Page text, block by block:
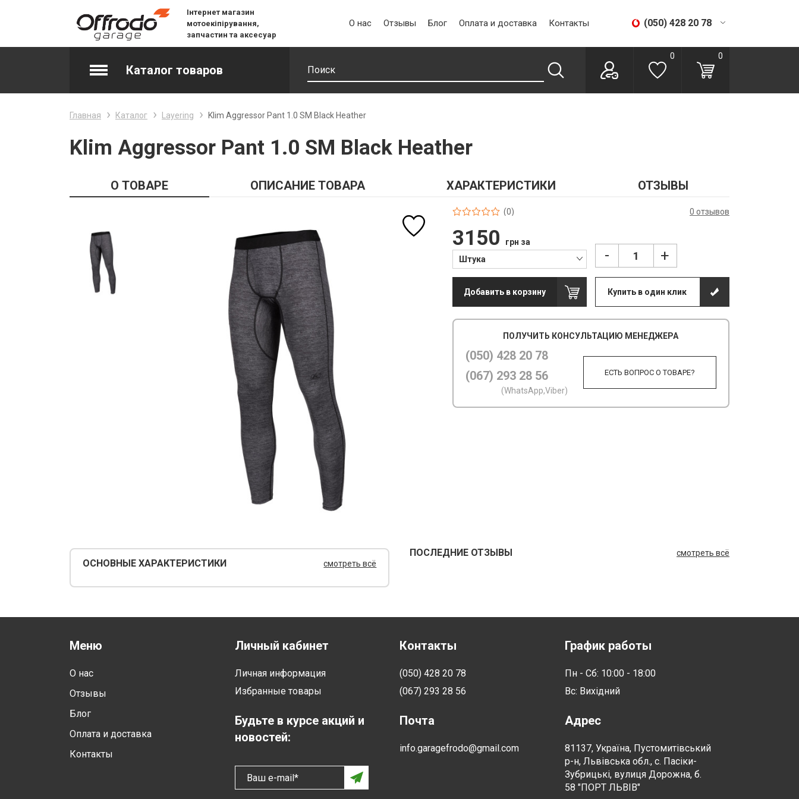
Інтернет магазин
мотоекіпірування,
запчастин та аксесуар
О нас Отзывы Блог Оплата и доставка Контакты (050) 428 20 78
(067) 293 28 56
Каталог товаров
Джерсі
Lifestyle
Вилочне масло
Гідравлічне масло
0 0
Главная Каталог Layering Klim Aggressor Pant 1.0 SM Black Heather
Klim Aggressor Pant 1.0 SM Black Heather
О ТОВАРЕ ОПИСАНИЕ ТОВАРА ХАРАКТЕРИСТИКИ ОТЗЫВЫ
(0) 0 отзывов
3150
грн за
Штука
- +
Добавить в корзину Купить в один клик
ПОЛУЧИТЬ КОНСУЛЬТАЦИЮ МЕНЕДЖЕРА
(050) 428 20 78
(067) 293 28 56
(WhatsApp,Viber)
ЕСТЬ ВОПРОС О ТОВАРЕ?
ОСНОВНЫЕ ХАРАКТЕРИСТИКИ смотреть всё
ПОСЛЕДНИЕ ОТЗЫВЫ смотреть всё
Меню
О нас
Отзывы
Блог
Оплата и доставка
Контакты
Личный кабинет
Личная информация
Избранные товары
Будьте в курсе акций и
новостей:
Ваш e-mail*
Контакты
(050) 428 20 78
(067) 293 28 56
Почта
info.garagefrodo@gmail.com
График работы
Пн - Сб: 10:00 - 18:00
Вс: Вихідний
Адрес
81137, Україна, Пустомитівський
р-н, Львівська обл., с. Пасіки-
Зубрицькі, вулиця Дорожна, б.
58 "ПОРТ ЛЬВІВ"